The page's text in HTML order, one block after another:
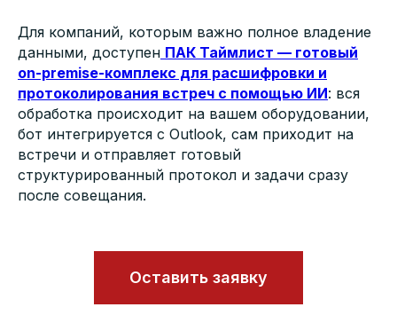
Для компаний, которым важно полное владение
данными, доступен ПАК Таймлист — готовый
on-premise-комплекс для расшифровки и
протоколирования встреч с помощью ИИ: вся
обработка происходит на вашем оборудовании,
бот интегрируется с Outlook, сам приходит на
встречи и отправляет готовый
структурированный протокол и задачи сразу
после совещания.
Оставить заявку